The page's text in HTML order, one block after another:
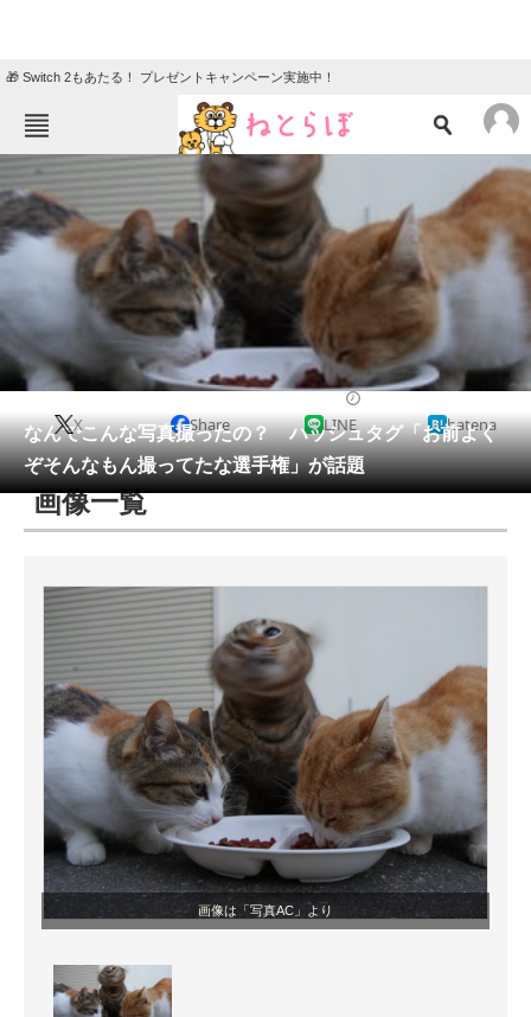
🎁 Switch 2もあたる！ プレゼントキャンペーン実施中！
ねとらぼメニュー
TOP ニュース
エンタメ クイズ
地域
住まい 教育・育児
動物 リサーチ
会員記事
メディア
注目記事を集めた総合ページ
スマホと通信の最新トレンド
進化するPCとデバイスの未来
好きが集まる 比べて選べる
ビジネスと働き方のヒント
AI活用のいまが分かる
企業ITのトレンドを詳説
マーケ×ITの今がよく分かる
なんでこんな写真撮ったの？ ハッシュタグ「お前よく
ぞそんなもん撮ってたな選手権」が話題
X Share LINE hatena
画像一覧
画像は「写真AC」より